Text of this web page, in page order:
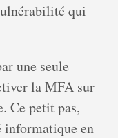
qui
une seule
la MFA sur
Ce petit pas,
informatique en